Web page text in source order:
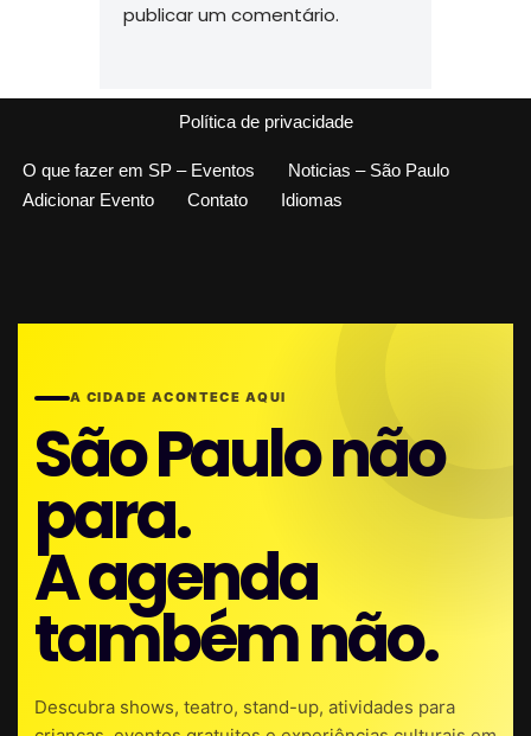
publicar um comentário.
Política de privacidade
O que fazer em SP – Eventos
Noticias – São Paulo
Adicionar Evento
Contato Idiomas
A CIDADE ACONTECE AQUI
São Paulo não
para.
A agenda
também não.
Descubra shows, teatro, stand-up, atividades para